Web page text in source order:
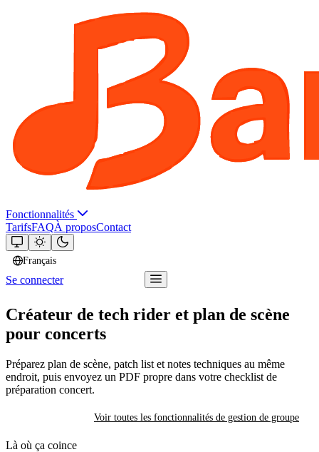
Fonctionnalités
TarifsFAQÀ proposContact
Français
Se connecter
Créateur de tech rider et plan de scène
pour concerts
Préparez plan de scène, patch list et notes techniques au même
endroit, puis envoyez un PDF propre dans votre checklist de
préparation concert.
Voir toutes les fonctionnalités de gestion de groupe
Là où ça coince